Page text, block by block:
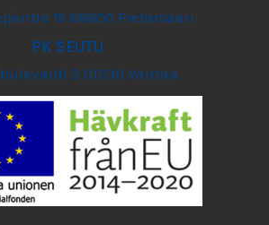
19 68600 Pietarsaari
PK SEUTU
3 01530 Vantaa